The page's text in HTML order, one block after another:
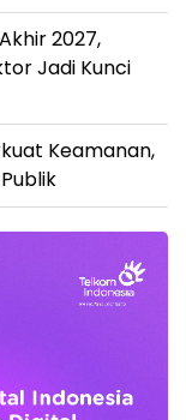
2027,
Jadi Kunci
Keamanan,